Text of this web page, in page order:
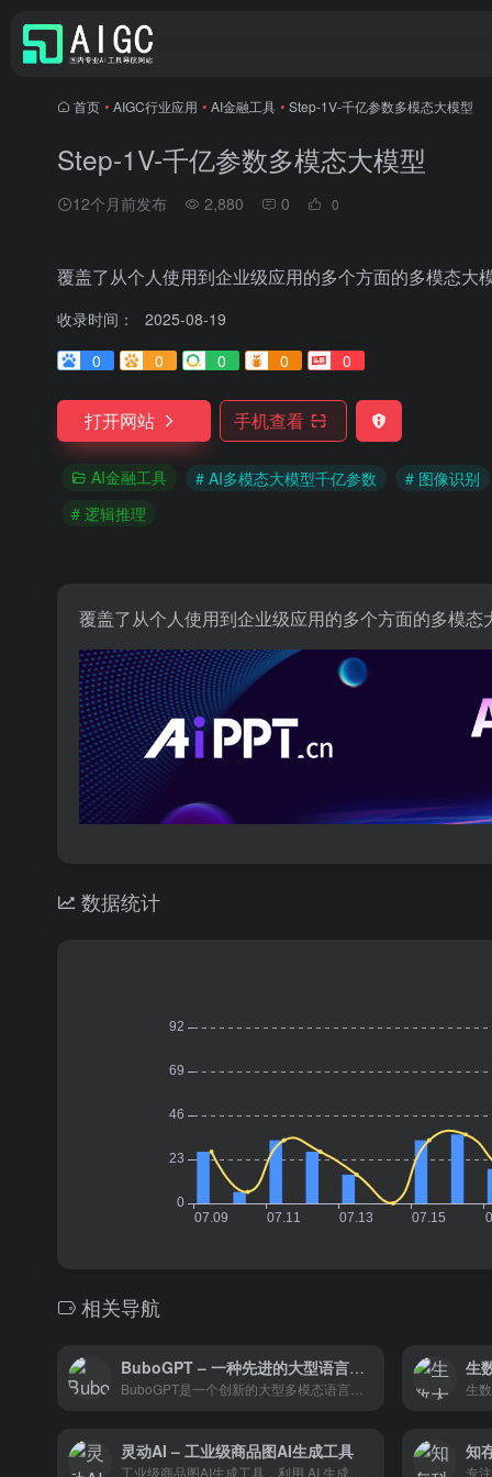
首页 • AIGC行业应用 • AI金融工具 • Step-1V-千亿参数多模态大模型
Step-1V-千亿参数多模态大模型
12个月前发布 2,880 0 0
覆盖了从个人使用到企业级应用的多个方面的多模态大
收录时间：
2025-08-19
0
0 0 0 0
打开网站 手机查看
AI金融工具 # AI多模态大模型千亿参数
# 图像识别
# 逻辑推理
覆盖了从个人使用到企业级应用的多个方面的多模态
数据统计
相关导航
BuboGPT – 一种先进的大型语言模型 (LLM) 生
灵动AI – 工业级商品图AI生成工具